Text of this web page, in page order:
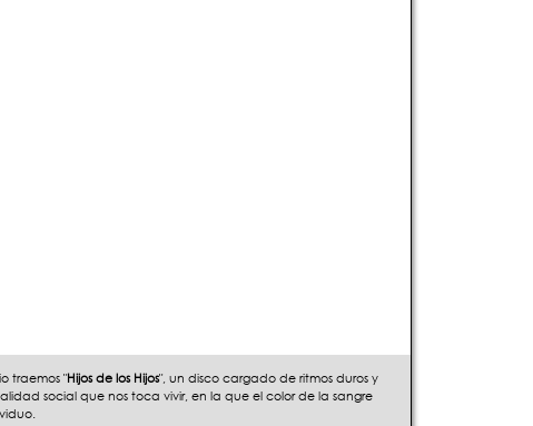
traemos "Hijos de los Hijos", un disco cargado de ritmos duros y
social que nos toca vivir, en la que el color de la sangre